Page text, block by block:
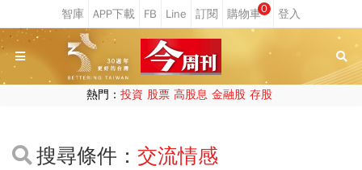
0
熱門： 投資 股票 高股息 金融股 存股
搜尋條件： 交流情感